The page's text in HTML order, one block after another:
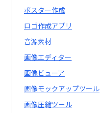
ポスター作成
ロゴ作成アプリ
音源素材
画像エディター
画像ビューア
画像モックアップツール
画像圧縮ツール